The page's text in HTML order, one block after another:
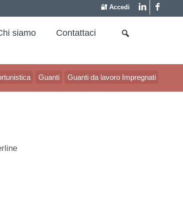
🔐 Accedi
siamo Contattaci
Guanti Guanti da lavoro Impregnati